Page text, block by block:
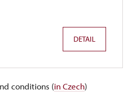
DETAIL
conditions (in Czech)